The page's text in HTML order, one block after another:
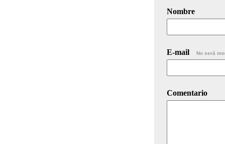
Nombre
E-mail No será
Comentario